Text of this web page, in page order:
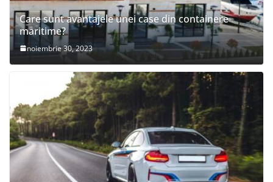
Care sunt avantajele unei case din containere
maritime?
noiembrie 30, 2023